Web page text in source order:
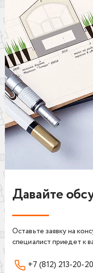
Давайте
Оставьте заявку на
специалист приедет к
+7 (812) 213-20-20